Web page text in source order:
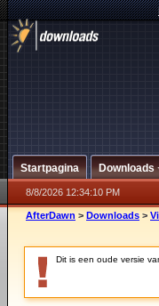
Startpagina Downloads
8/8/2026 12:34:10 PM
AfterDawn > Downloads >
Dit is een oude versie